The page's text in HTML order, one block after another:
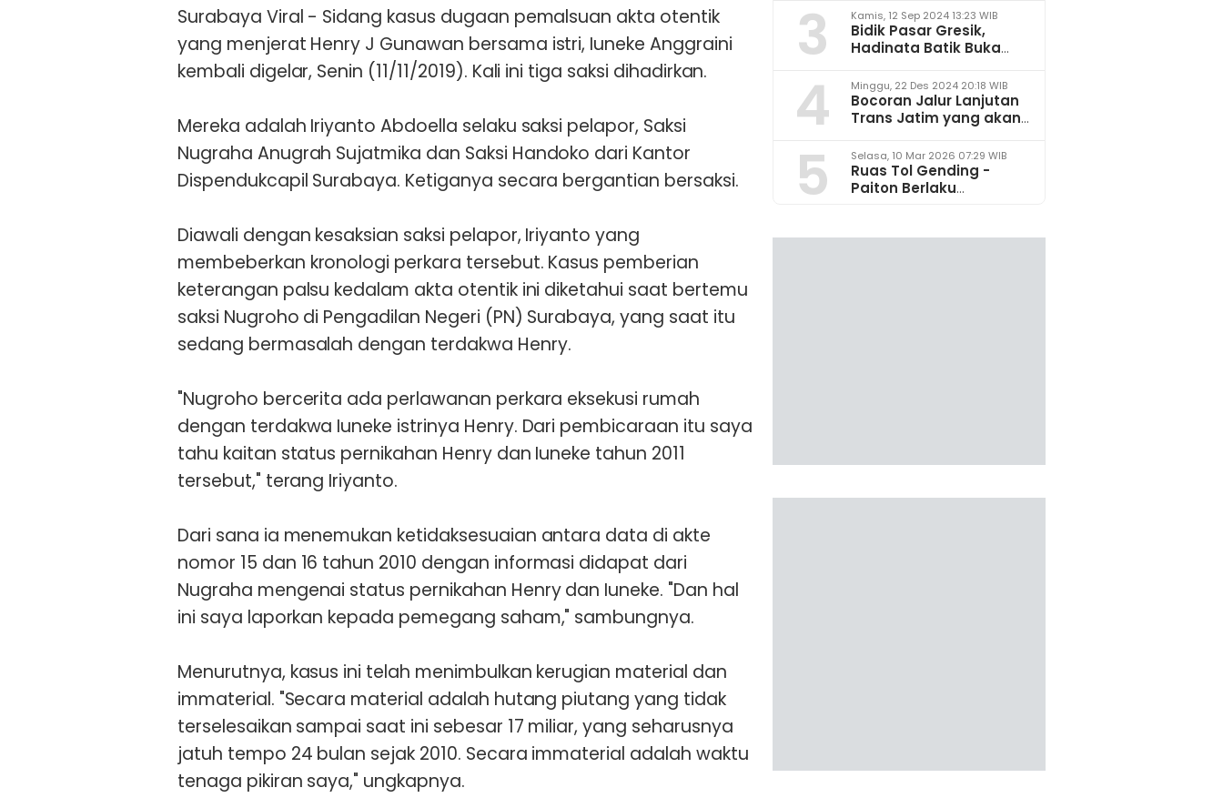
Surabaya Viral - Sidang kasus dugaan pemalsuan akta otentik
yang menjerat Henry J Gunawan bersama istri, Iuneke Anggraini
kembali digelar, Senin (11/11/2019). Kali ini tiga saksi dihadirkan.
Mereka adalah Iriyanto Abdoella selaku saksi pelapor, Saksi
Nugraha Anugrah Sujatmika dan Saksi Handoko dari Kantor
Dispendukcapil Surabaya. Ketiganya secara bergantian bersaksi.
Diawali dengan kesaksian saksi pelapor, Iriyanto yang
membeberkan kronologi perkara tersebut. Kasus pemberian
keterangan palsu kedalam akta otentik ini diketahui saat bertemu
saksi Nugroho di Pengadilan Negeri (PN) Surabaya, yang saat itu
sedang bermasalah dengan terdakwa Henry.
"Nugroho bercerita ada perlawanan perkara eksekusi rumah
dengan terdakwa Iuneke istrinya Henry. Dari pembicaraan itu saya
tahu kaitan status pernikahan Henry dan Iuneke tahun 2011
tersebut," terang Iriyanto.
Dari sana ia menemukan ketidaksesuaian antara data di akte
nomor 15 dan 16 tahun 2010 dengan informasi didapat dari
Nugraha mengenai status pernikahan Henry dan Iuneke. "Dan hal
ini saya laporkan kepada pemegang saham," sambungnya.
Menurutnya, kasus ini telah menimbulkan kerugian material dan
immaterial. "Secara material adalah hutang piutang yang tidak
terselesaikan sampai saat ini sebesar 17 miliar, yang seharusnya
jatuh tempo 24 bulan sejak 2010. Secara immaterial adalah waktu
tenaga pikiran saya," ungkapnya.
Malang
3 Kamis, 12 Sep 2024 13:23 WIB
Bidik Pasar Gresik,
Hadinata Batik Buka
4 Minggu, 22 Des 2024 20:18 WIB
Bocoran Jalur Lanjutan
Trans Jatim yang akan
2025
5 Selasa, 10 Mar 2026 07:29 WIB
Ruas Tol Gending -
Paiton Berlaku